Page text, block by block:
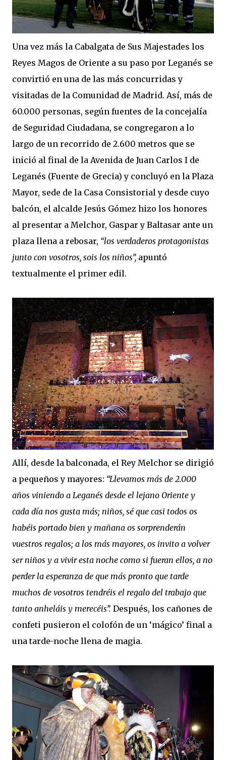
Una vez más la Cabalgata de Sus Majestades los
Reyes Magos de Oriente a su paso por Leganés se
convirtió en una de las más concurridas y
visitadas de la Comunidad de Madrid. Así, más de
60.000 personas, según fuentes de la concejalía
de Seguridad Ciudadana, se congregaron a lo
largo de un recorrido de 2.600 metros que se
inició al final de la Avenida de Juan Carlos I de
Leganés (Fuente de Grecia) y concluyó en la Plaza
Mayor, sede de la Casa Consistorial y desde cuyo
balcón, el alcalde Jesús Gómez hizo los honores
al presentar a Melchor, Gaspar y Baltasar ante un
plaza llena a rebosar, “los verdaderos protagonistas
junto con vosotros, sois los niños”, apuntó
textualmente el primer edil.
Allí, desde la balconada, el Rey Melchor se dirigió
a pequeños y mayores: “Llevamos más de 2.000
años viniendo a Leganés desde el lejano Oriente y
cada día nos gusta más; niños, sé que casi todos os
habéis portado bien y mañana os sorprenderán
vuestros regalos; a los más mayores, os invito a volver
ser niños y a vivir esta noche como si fueran ellos, a no
perder la esperanza de que más pronto que tarde
muchos de vosotros tendréis el regalo del trabajo que
tanto anheláis y merecéis”. Después, los cañones de
confeti pusieron el colofón de un ‘mágico’ final a
una tarde-noche llena de magia.